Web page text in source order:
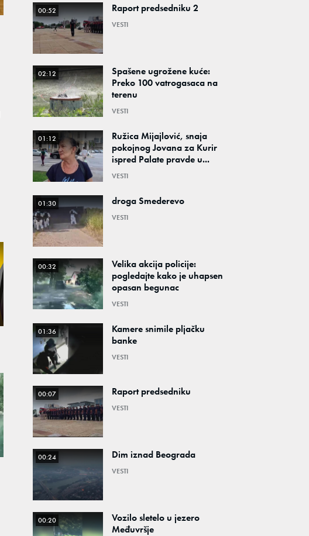
00:52 Raport predsedniku 2
VESTI
02:12
Spašene ugrožene kuće:
Preko 100 vatrogasaca na
terenu
VESTI
01:12
Ružica Mijajlović, snaja
pokojnog Jovana za Kurir
ispred Palate pravde u...
VESTI
01:30 droga Smederevo
VESTI
00:32
Velika akcija policije:
pogledajte kako je uhapsen
opasan begunac
VESTI
01:36
Kamere snimile pljačku
banke
VESTI
00:07 Raport predsedniku
VESTI
00:24 Dim iznad Beograda
VESTI
00:20
Vozilo sletelo u jezero
Međuvršje